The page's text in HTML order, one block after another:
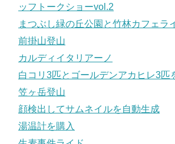
ッフトークショーvol.2
まつぶし緑の丘公園と竹林カフェラ
前掛山登山
カルディイタリアーノ
白コリ3匹とゴールデンアカヒレ3匹
笠ヶ岳登山
顔検出してサムネイルを自動生成
湯温計を購入